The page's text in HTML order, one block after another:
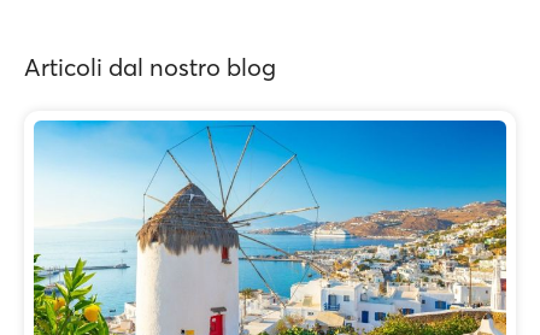
Articoli dal nostro blog